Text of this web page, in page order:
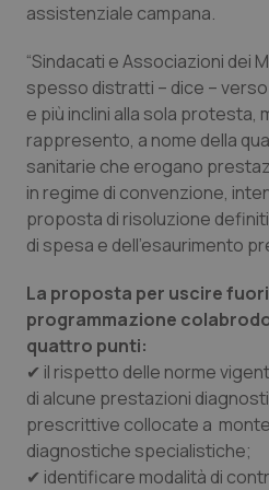
assistenziale campana.
“Sindacati e Associazioni dei
spesso distratti – dice –
e più inclini alla sola protesta,
rappresento, a nome della
sanitarie che erogano
in regime di convenzione,
proposta di risoluzione
di spesa e dell’esaurimento
La proposta per uscire
programmazione
quattro punti:
✔ il rispetto delle norme
di alcune prestazioni
prescrittive collocate a
diagnostiche specialistiche;
✔ identificare modalità di